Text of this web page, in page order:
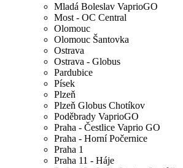
Mladá Boleslav VaprioGO
Most - OC Central
Olomouc
Olomouc Šantovka
Ostrava
Ostrava - Globus
Pardubice
Písek
Plzeň
Plzeň Globus Chotíkov
Poděbrady VaprioGO
Praha - Čestlice Vaprio GO
Praha - Horní Počernice
Praha 1
Praha 11 - Háje